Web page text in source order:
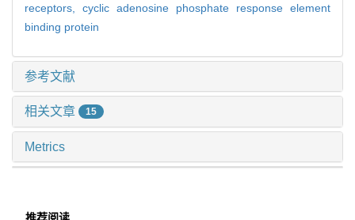
receptors, cyclic adenosine phosphate response element
binding protein
参考文献
相关文章 15
Metrics